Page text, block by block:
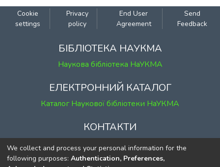
Cookie
settings
Privacy
policy
End User
Agreement
Send
Feedback
БІБЛІОТЕКА НАУКМА
Наукова бібліотека НаУКМА
ЕЛЕКТРОННИЙ КАТАЛОГ
Каталог Наукової бібліотеки НаУКМА
КОНТАКТИ
м. Київ, вул. Григорія Сковороди, 2
к. 1, к. 120
We collect and process your personal information for the
following purposes: Authentication, Preferences,